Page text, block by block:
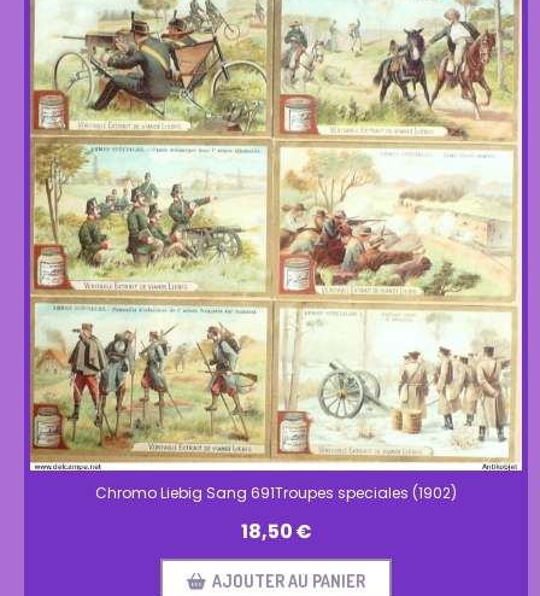
Chromo Liebig Sang 691Troupes speciales (1902)
18,50€
AJOUTER AU PANIER